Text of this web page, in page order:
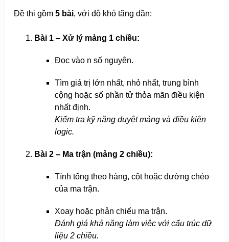
Đề thi gồm 5 bài, với độ khó tăng dần:
Bài 1 – Xử lý mảng 1 chiều:
Đọc vào n số nguyên.
Tìm giá trị lớn nhất, nhỏ nhất, trung bình
cộng hoặc số phần tử thỏa mãn điều kiện
nhất định.
Kiểm tra kỹ năng duyệt mảng và điều kiện
logic.
Bài 2 – Ma trận (mảng 2 chiều):
Tính tổng theo hàng, cột hoặc đường chéo
của ma trận.
Xoay hoặc phản chiếu ma trận.
Đánh giá khả năng làm việc với cấu trúc dữ
liệu 2 chiều.